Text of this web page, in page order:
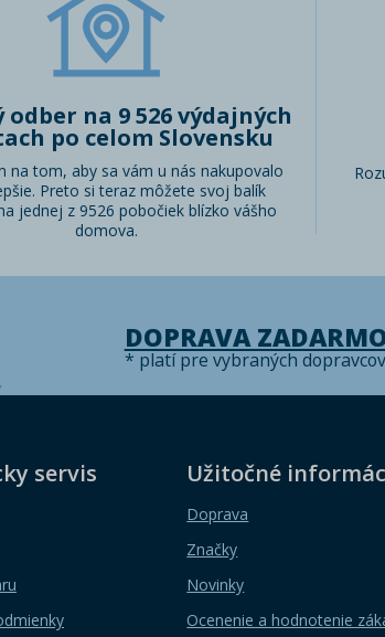
odber na 9 526 výdajných
po celom Slovensku
na tom, aby sa vám u nás nakupovalo
Preto si teraz môžete svoj balík
jednej z 9526 pobočiek blízko vášho
domova.
DOPRAVA
* platí pre vybraných dopravcov
servis Užitočné
Doprava
Značky
Novinky
Ocenenie a hodnotenie